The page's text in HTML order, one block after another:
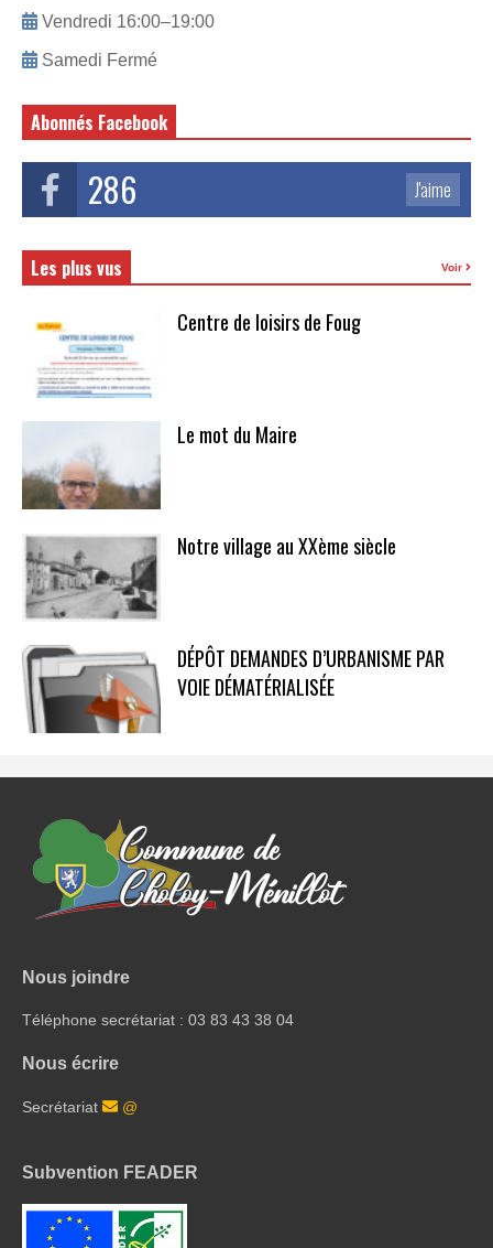
Vendredi 16:00–19:00
Samedi Fermé
Abonnés Facebook
286 J'aime
Les plus vus Voir
Centre de loisirs de Foug
Le mot du Maire
Notre village au XXème siècle
DÉPÔT DEMANDES D’URBANISME PAR
VOIE DÉMATÉRIALISÉE
Nous joindre
Téléphone secrétariat : 03 83 43 38 04
Nous écrire
Secrétariat @
Subvention FEADER